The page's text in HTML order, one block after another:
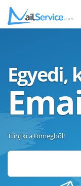
Egyedi,
Tűnj ki a tömegből!